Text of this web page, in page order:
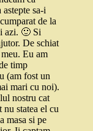
sa-i
de la
azi. 🙂 Si
De schiat
Eu am
timp
(am fost un
mari cu noi).
nostru cat
statea el cu
masa si pe